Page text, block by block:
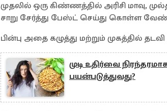
முதலில் ஒரு கிண்ணத்தில் அரிசி மாவு,
சாறு சேர்த்து பேஸ்ட் செய்து கொள்ள
பின்பு அதை கழுத்து மற்றும் முகத்தில்
முடி உதிர்வை
பயன்படுத்துவது?